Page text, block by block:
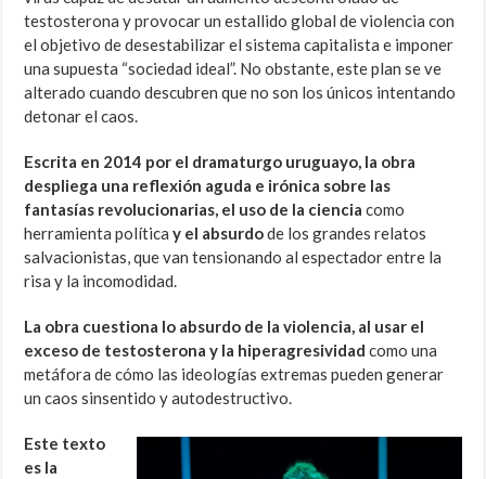
testosterona y provocar un estallido global de violencia con
el objetivo de desestabilizar el sistema capitalista e imponer
una supuesta “sociedad ideal”. No obstante, este plan se ve
alterado cuando descubren que no son los únicos intentando
detonar el caos.
Escrita en 2014 por el dramaturgo uruguayo, la obra
despliega una reflexión aguda e irónica sobre las
fantasías revolucionarias, el uso de la ciencia como
herramienta políticay el absurdode los grandes relatos
salvacionistas, que van tensionando al espectador entre la
risa y la incomodidad.
La obra cuestiona lo absurdo de la violencia, al usar el
exceso de testosterona y la hiperagresividad como una
metáfora de cómo las ideologías extremas pueden generar
un caos sinsentido y autodestructivo.
Este texto
es la